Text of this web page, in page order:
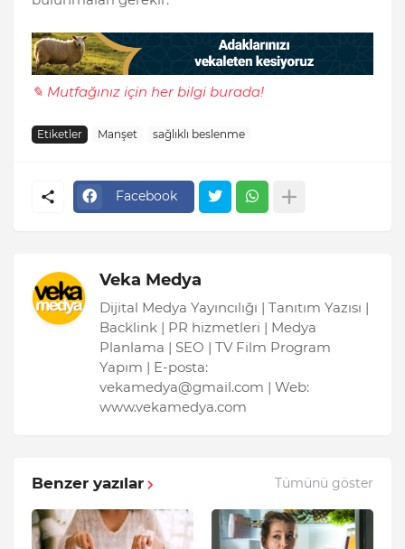
✎ Mutfağınız için her bilgi burada!
Etiketler Manşet sağlıklı beslenme
Facebook
Veka Medya
Dijital Medya Yayıncılığı | Tanıtım Yazısı |
Backlink | PR hizmetleri | Medya
Planlama | SEO | TV Film Program
Yapım | E-posta:
vekamedya@gmail.com | Web:
www.vekamedya.com
Benzer yazılar Tümünü göster